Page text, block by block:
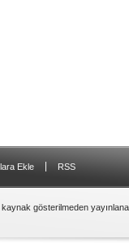
Ekle RSS
gösterilmeden